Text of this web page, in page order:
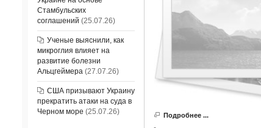
Подробнее ...
Стамбульских
соглашений (25.07.26)
Ученые выяснили, как
микроглия влияет на
развитие болезни
Альцгеймера(27.07.26)
США призывают Украину
прекратить атаки на суда в
Черном море (25.07.26)